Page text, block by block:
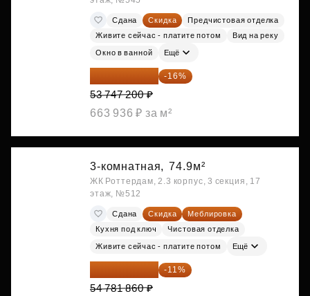
Сдана Скидка
Предчистовая отделка
Живите сейчас - платите потом
Вид на реку
Окно в ванной Ещё
45 147 648 ₽ -16%
53 747 200 ₽
663 936 ₽ за м²
3-комнатная, 74.9м²
ЖК Роттердам, 2.3 корпус, 3 секция, 17
этаж, №512
Сдана Скидка
Меблировка
Кухня под ключ
Чистовая отделка
Живите сейчас - платите потом Ещё
48 755 855 ₽ -11%
54 781 860 ₽